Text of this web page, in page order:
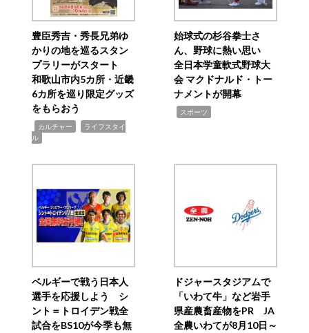
豊臣秀吉・秀長兄弟ゆ
かりの地を巡るスタン
プラリーがスタート
和歌山市内5カ所・近畿
6カ所を巡り限定グッズ
をもらおう
カルチャー
ライフスタイ
ル
始球式の杉谷拳士さ
ん、野球に熱い思い
全日本学童軟式野球大
会 マクドナルド・トー
ナメントが開幕
スポーツ
ベルギーで戦う日本人
選手を応援しよう シ
ント＝トロイデン戦全
試合をBS10が今季も無
ドジャースタジアムで
「いわて牛」など岩手
県産農畜産物をPR JA
全農いわてが8月10日～